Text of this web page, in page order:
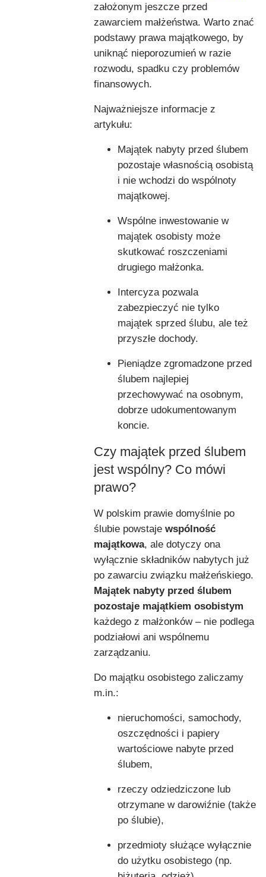
założonym jeszcze przed
zawarciem małżeństwa. Warto znać
podstawy prawa majątkowego, by
uniknąć nieporozumień w razie
rozwodu, spadku czy problemów
finansowych.
Najważniejsze informacje z
artykułu:
Majątek nabyty przed ślubem
pozostaje własnością osobistą
i nie wchodzi do wspólnoty
majątkowej.
Wspólne inwestowanie w
majątek osobisty może
skutkować roszczeniami
drugiego małżonka.
Intercyza pozwala
zabezpieczyć nie tylko
majątek sprzed ślubu, ale też
przyszłe dochody.
Pieniądze zgromadzone przed
ślubem najlepiej
przechowywać na osobnym,
dobrze udokumentowanym
koncie.
Czy majątek przed ślubem
jest wspólny? Co mówi
prawo?
W polskim prawie domyślnie po
ślubie powstaje wspólność
majątkowa, ale dotyczy ona
wyłącznie składników nabytych już
po zawarciu związku małżeńskiego.
Majątek nabyty przed ślubem
pozostaje majątkiem osobistym
każdego z małżonków – nie podlega
podziałowi ani wspólnemu
zarządzaniu.
Do majątku osobistego zaliczamy
m.in.:
nieruchomości, samochody,
oszczędności i papiery
wartościowe nabyte przed
ślubem,
rzeczy odziedziczone lub
otrzymane w darowiźnie (także
po ślubie),
przedmioty służące wyłącznie
do użytku osobistego (np.